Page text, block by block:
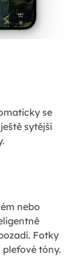
se
sytější
nebo
Fotky
tóny.